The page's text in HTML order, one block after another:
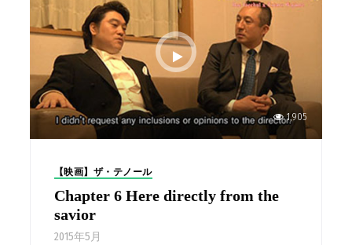
1,905
【映画】ザ・テノール
Chapter 6 Here directly from the
savior
2015年5月